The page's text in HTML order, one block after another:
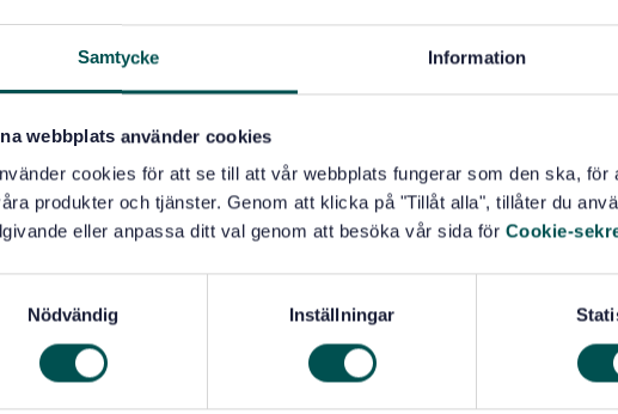
Samtycke Information
webbplats använder cookies
cookies för att se till att vår webbplats fungerar som den ska,
produkter och tjänster. Genom att klicka på "Tillåt alla", tillåter du
eller anpassa ditt val genom att besöka vår sida för Cookie-
Nödvändig Inställningar